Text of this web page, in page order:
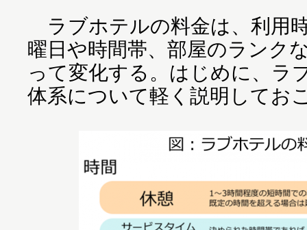
ラブホテルの料金は、利用
曜日や時間帯、部屋のランク
って変化する。はじめに、ラ
体系について軽く説明してお